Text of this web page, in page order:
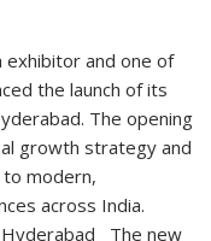
exhibitor and one of
the launch of its
The opening
growth strategy and
modern,
across India.
Hyderabad The new